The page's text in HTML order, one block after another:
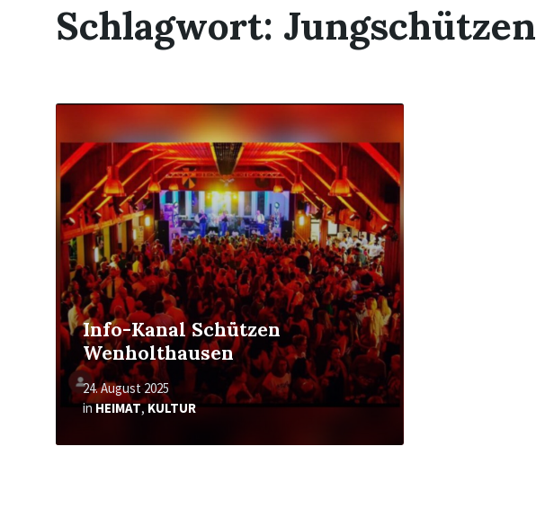
Schlagwort: Jungschützen
Info-Kanal Schützen
Wenholthausen
24. August 2025
inHEIMAT,KULTUR
Mehr